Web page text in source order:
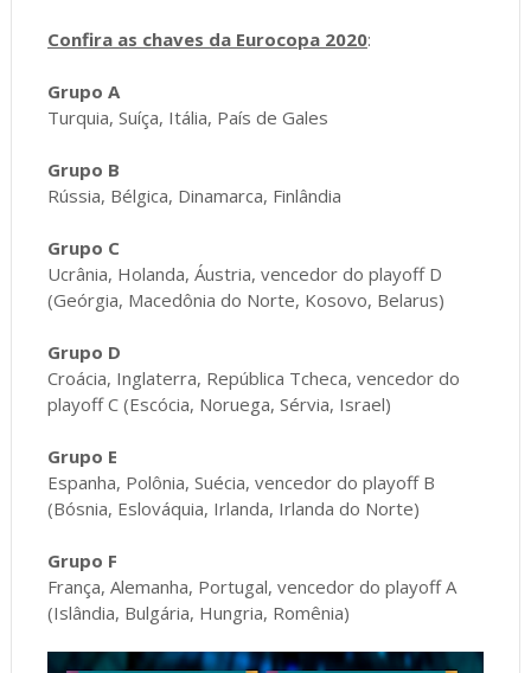
Confira as chaves da Eurocopa 2020:
Grupo A
Turquia, Suíça, Itália, País de Gales
Grupo B
Rússia, Bélgica, Dinamarca, Finlândia
Grupo C
Ucrânia, Holanda, Áustria, vencedor do playoff D
(Geórgia, Macedônia do Norte, Kosovo, Belarus)
Grupo D
Croácia, Inglaterra, República Tcheca, vencedor do
playoff C (Escócia, Noruega, Sérvia, Israel)
Grupo E
Espanha, Polônia, Suécia, vencedor do playoff B
(Bósnia, Eslováquia, Irlanda, Irlanda do Norte)
Grupo F
França, Alemanha, Portugal, vencedor do playoff A
(Islândia, Bulgária, Hungria, Romênia)